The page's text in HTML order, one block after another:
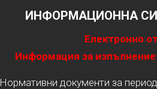
ИНФОРМАЦИОННА
Електронно
Информация за
Нормативни документи за